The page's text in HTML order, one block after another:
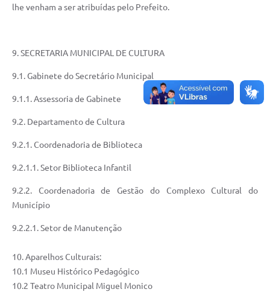
lhe venham a ser atribuídas pelo Prefeito.
9. SECRETARIA MUNICIPAL DE CULTURA
9.1. Gabinete do Secretário Municipal
9.1.1. Assessoria de Gabinete
9.2. Departamento de Cultura
9.2.1. Coordenadoria de Biblioteca
9.2.1.1. Setor Biblioteca Infantil
9.2.2. Coordenadoria de Gestão do Complexo Cultural do
Município
9.2.2.1. Setor de Manutenção
10. Aparelhos Culturais:
10.1 Museu Histórico Pedagógico
10.2 Teatro Municipal Miguel Monico